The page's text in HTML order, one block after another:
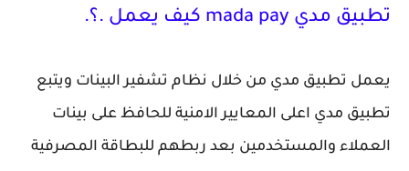
تطبيق مدي mada pay كيف يعمل .؟.
يعمل تطبيق مدي من خلال نظام تشفير البينات ويتبع
تطبيق مدي اعلى المعايير الامنية للحافظ على بينات
العملاء والمستخدمين بعد ربطهم للبطاقة المصرفية